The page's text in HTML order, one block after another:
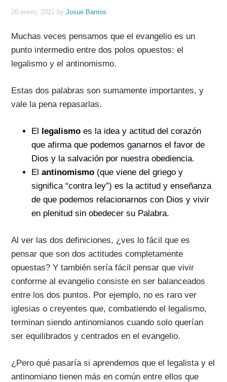
26 enero, 2021 byJosué Barrios
Muchas veces pensamos que el evangelio es un
punto intermedio entre dos polos opuestos: el
legalismo y el antinomismo.
Estas dos palabras son sumamente importantes, y
vale la pena repasarlas.
El legalismoes la idea y actitud del corazón
que afirma que podemos ganarnos el favor de
Dios y la salvación por nuestra obediencia.
Elantinomismo (que viene del griego y
significa “contra ley”) es la actitud y enseñanza
de que podemos relacionarnos con Dios y vivir
en plenitud sin obedecer su Palabra.
Al ver las dos definiciones, ¿ves lo fácil que es
pensar que son dos actitudes completamente
opuestas? Y también sería fácil pensar que vivir
conforme al evangelio consiste en ser balanceados
entre los dos puntos. Por ejemplo, no es raro ver
iglesias o creyentes que, combatiendo el legalismo,
terminan siendo antinomianos cuando solo querían
ser equilibrados y centrados en el evangelio.
¿Pero qué pasaría si aprendemos que el legalista y el
antinomiano tienen más en común entre ellos que